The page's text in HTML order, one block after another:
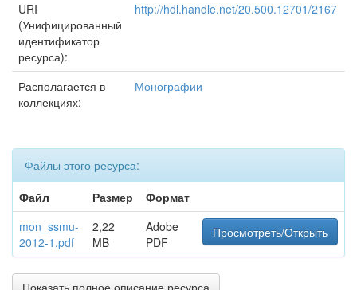
URI
(Унифицированный
идентификатор
ресурса):
http://hdl.handle.net/20.500.12701/2167
Располагается в
коллекциях:
Монографии
Файлы этого ресурса:
Файл
Размер
Формат
mon_ssmu-
2012-1.pdf
2,22
MB
Adobe
PDF
Просмотреть/Открыть
Показать полное описание ресурса